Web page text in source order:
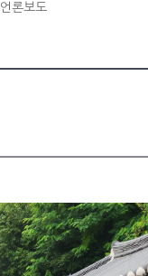
언론보도